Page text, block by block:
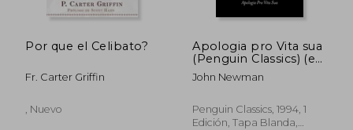
$ 19.04
Por que el Celibato?
Fr. Carter Griffin
, Nuevo
Apologia pro Vita sua
(Penguin Classics) (en
Inglés)
John Newman
Penguin Classics, 1994, 1
Edición, Tapa Blanda,